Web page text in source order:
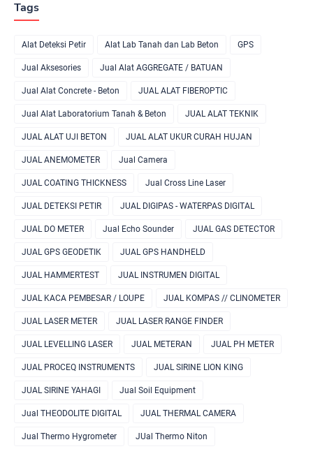
Tags
Alat Deteksi Petir Alat Lab Tanah dan Lab Beton GPS
Jual Aksesories Jual Alat AGGREGATE / BATUAN
Jual Alat Concrete - Beton JUAL ALAT FIBEROPTIC
Jual Alat Laboratorium Tanah & Beton JUAL ALAT TEKNIK
JUAL ALAT UJI BETON JUAL ALAT UKUR CURAH HUJAN
JUAL ANEMOMETER Jual Camera
JUAL COATING THICKNESS Jual Cross Line Laser
JUAL DETEKSI PETIR JUAL DIGIPAS - WATERPAS DIGITAL
JUAL DO METER Jual Echo Sounder JUAL GAS DETECTOR
JUAL GPS GEODETIK JUAL GPS HANDHELD
JUAL HAMMERTEST JUAL INSTRUMEN DIGITAL
JUAL KACA PEMBESAR / LOUPE JUAL KOMPAS // CLINOMETER
JUAL LASER METER JUAL LASER RANGE FINDER
JUAL LEVELLING LASER JUAL METERAN JUAL PH METER
JUAL PROCEQ INSTRUMENTS JUAL SIRINE LION KING
JUAL SIRINE YAHAGI Jual Soil Equipment
Jual THEODOLITE DIGITAL JUAL THERMAL CAMERA
Jual Thermo Hygrometer JUal Thermo Niton